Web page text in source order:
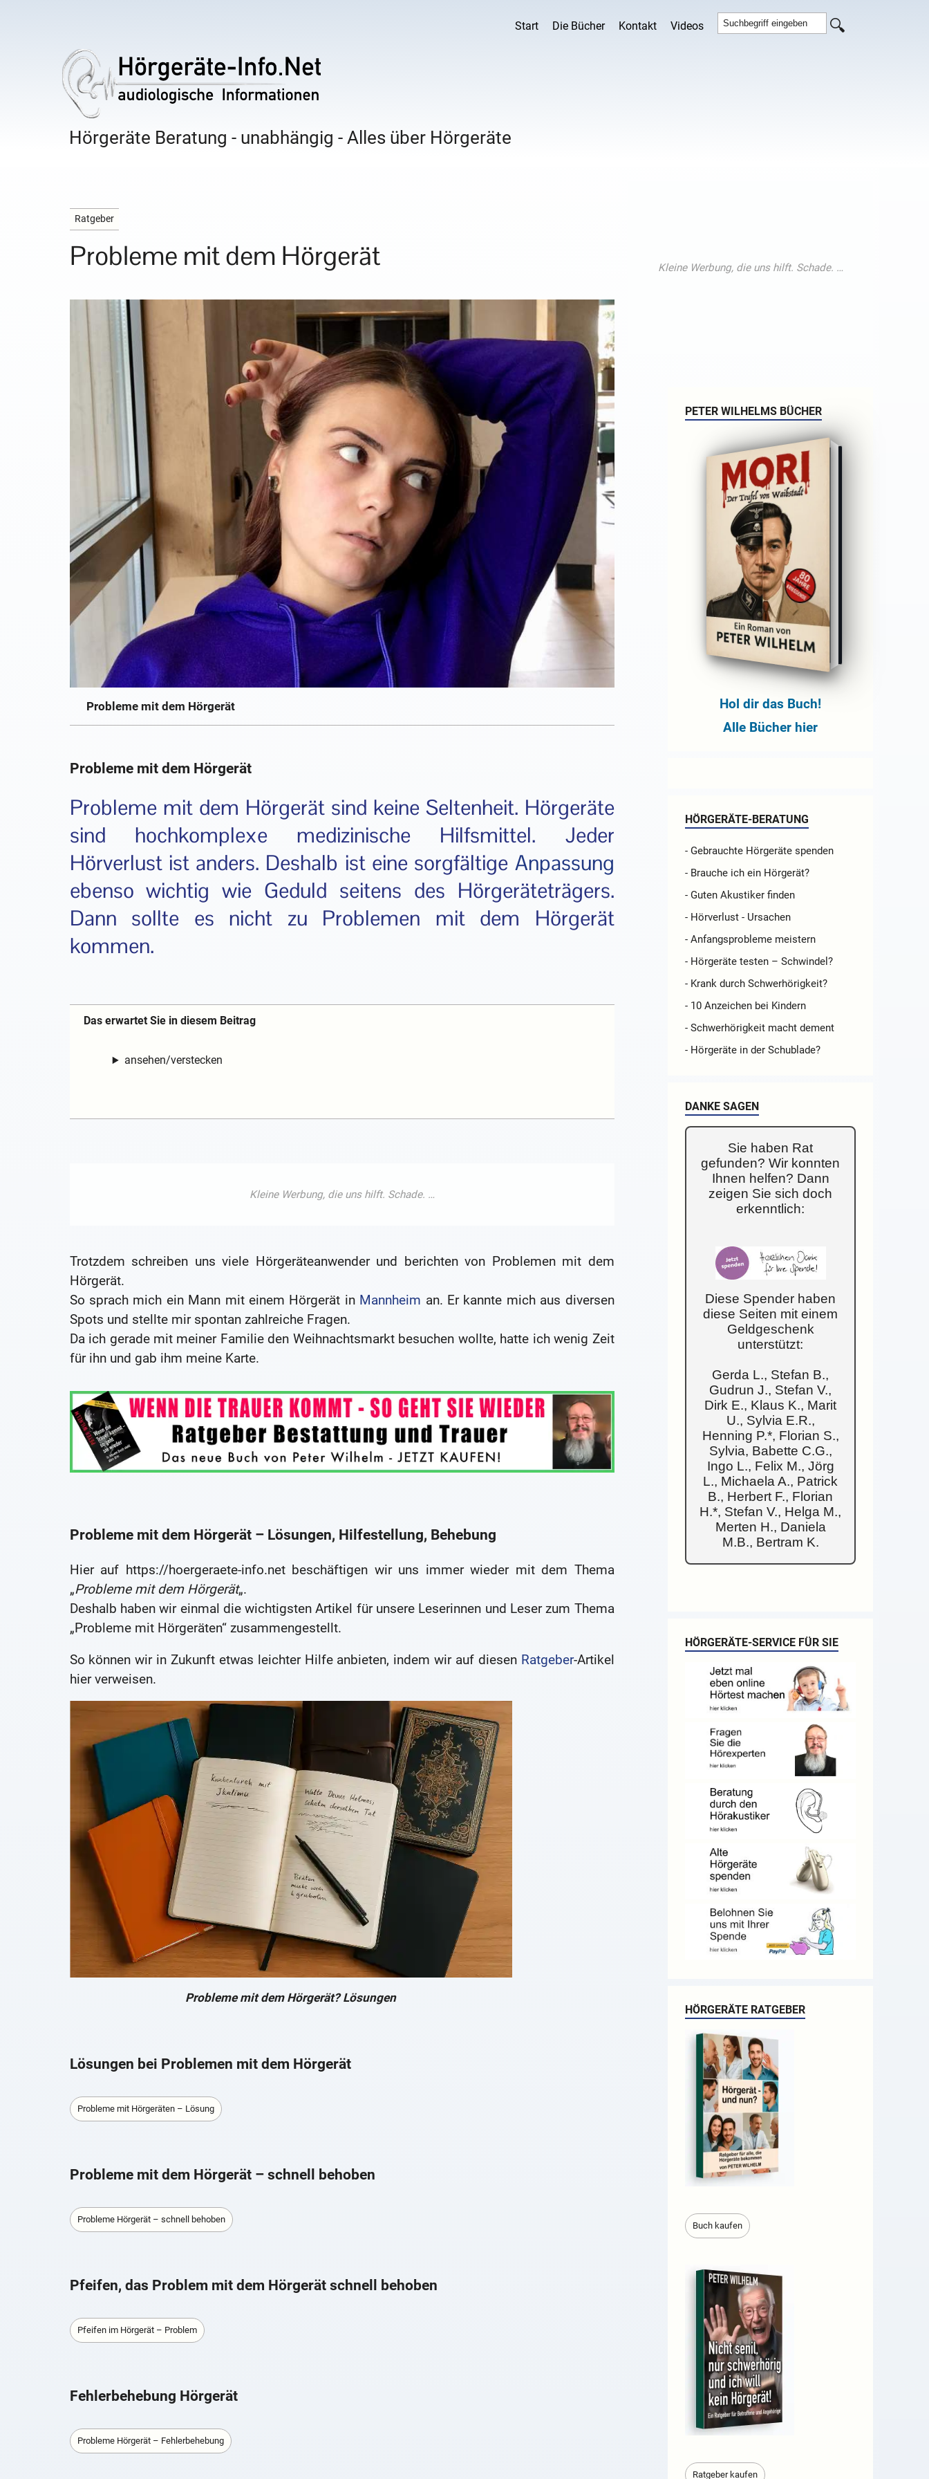
Start Die Bücher Kontakt Videos
Hörgeräte Beratung - unabhängig - Alles über Hörgeräte
Ratgeber
Probleme mit dem Hörgerät
Probleme mit dem Hörgerät
Probleme mit dem Hörgerät
Probleme mit dem Hörgerät sind keine Seltenheit. Hörgeräte
sind hochkomplexe medizinische Hilfsmittel. Jeder
Hörverlust ist anders. Deshalb ist eine sorgfältige Anpassung
ebenso wichtig wie Geduld seitens des Hörgeräteträgers.
Dann sollte es nicht zu Problemen mit dem Hörgerät
kommen.
Das erwartet Sie in diesem Beitrag
ansehen/verstecken
Trotzdem schreiben uns viele Hörgeräteanwender und berichten von Problemen mit dem
Hörgerät.
So sprach mich ein Mann mit einem Hörgerät in Mannheim an. Er kannte mich aus diversen
Spots und stellte mir spontan zahlreiche Fragen.
Da ich gerade mit meiner Familie den Weihnachtsmarkt besuchen wollte, hatte ich wenig Zeit
für ihn und gab ihm meine Karte.
Probleme mit dem Hörgerät – Lösungen, Hilfestellung, Behebung
Hier auf https://hoergeraete-info.net beschäftigen wir uns immer wieder mit dem Thema
„Probleme mit dem Hörgerät„.
Deshalb haben wir einmal die wichtigsten Artikel für unsere Leserinnen und Leser zum Thema
„Probleme mit Hörgeräten“ zusammengestellt.
So können wir in Zukunft etwas leichter Hilfe anbieten, indem wir auf diesen Ratgeber-Artikel
hier verweisen.
Probleme mit dem Hörgerät? Lösungen
Lösungen bei Problemen mit dem Hörgerät
Probleme mit Hörgeräten – Lösung
Probleme mit dem Hörgerät – schnell behoben
Probleme Hörgerät – schnell behoben
Pfeifen, das Problem mit dem Hörgerät schnell behoben
Pfeifen im Hörgerät – Problem
Fehlerbehebung Hörgerät
Probleme Hörgerät – Fehlerbehebung
PETER WILHELMS BÜCHER
Hol dir das Buch!
Alle Bücher hier
HÖRGERÄTE-BERATUNG
- Gebrauchte Hörgeräte spenden
- Brauche ich ein Hörgerät?
- Guten Akustiker finden
- Hörverlust - Ursachen
- Anfangsprobleme meistern
- Hörgeräte testen – Schwindel?
- Krank durch Schwerhörigkeit?
- 10 Anzeichen bei Kindern
- Schwerhörigkeit macht dement
- Hörgeräte in der Schublade?
DANKE SAGEN
Sie haben Rat
gefunden? Wir konnten
Ihnen helfen? Dann
zeigen Sie sich doch
erkenntlich:
Diese Spender haben
diese Seiten mit einem
Geldgeschenk
unterstützt:
Gerda L., Stefan B.,
Gudrun J., Stefan V.,
Dirk E., Klaus K., Marit
U., Sylvia E.R.,
Henning P.*, Florian S.,
Sylvia, Babette C.G.,
Ingo L., Felix M., Jörg
L., Michaela A., Patrick
B., Herbert F., Florian
H.*, Stefan V., Helga M.,
Merten H., Daniela
M.B., Bertram K.
HÖRGERÄTE-SERVICE FÜR SIE
HÖRGERÄTE RATGEBER
Buch kaufen
Ratgeber kaufen